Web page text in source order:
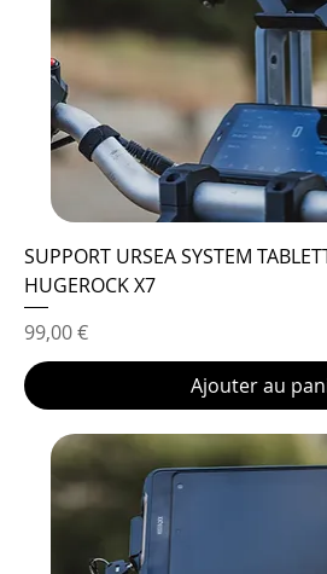
SUPPORT URSEA SYSTEM
HUGEROCK X7
Prix
99,00 €
Ajouter au